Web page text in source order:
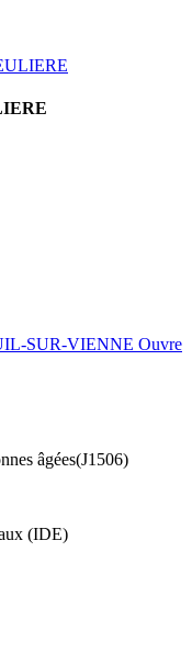
SUR-VIENNE Ouvre
âgées(J1506)
(IDE)